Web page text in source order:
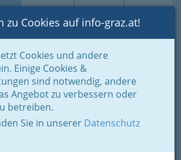
Suche Login Toggle
zu Cookies auf info-graz.at!
Cookies und andere
Einige Cookies &
sind notwendig, andere
Angebot zu verbessern oder
betreiben.
Sie in unserer Datenschutz
Einkaufen & Schenken - der Handel
Dinge des täglichen Lebens
biologische Ernährung
Bioladen
36, 8042 Graz